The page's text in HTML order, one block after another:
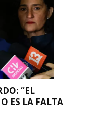
“EL
ES LA FALTA